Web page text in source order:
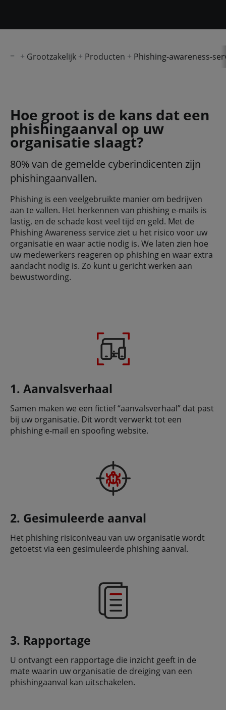
Grootzakelijk Producten Phishing-awareness-
Hoe groot is de kans dat een
phishingaanval op uw
organisatie slaagt?
80% van de gemelde cyberindicenten zijn
phishingaanvallen​.
Phishing is een veelgebruikte manier om bedrijven
aan te vallen. Het herkennen van phishing e-mails is
lastig, en de schade kost veel tijd en geld. Met de
Phishing Awareness service ziet u het risico voor uw
organisatie en waar actie nodig is. We laten zien hoe
uw medewerkers reageren op phishing en waar extra
aandacht nodig is. Zo kunt u gericht werken aan
bewustwording.
1. Aanvalsverhaal
Samen maken we een fictief “aanvalsverhaal” dat past
bij uw organisatie. Dit wordt verwerkt tot een
phishing e-mail en spoofing website.
2. Gesimuleerde aanval
Het phishing risiconiveau van uw organisatie wordt
getoetst via een gesimuleerde phishing aanval.
3. Rapportage
U ontvangt een rapportage die inzicht geeft in de
mate waarin uw organisatie de dreiging van een
phishingaanval kan uitschakelen.